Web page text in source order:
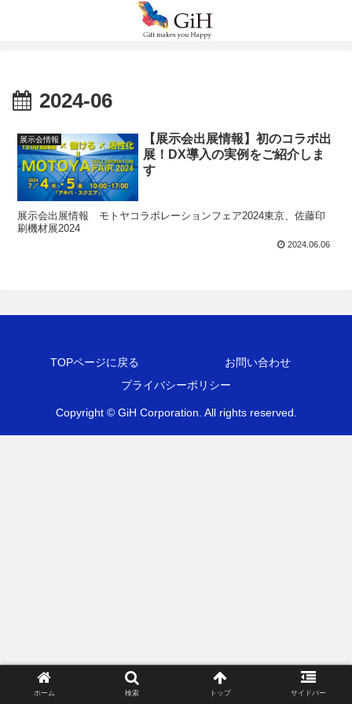
2024-06
展示会情報
【展示会出展情報】初のコラボ出
展！DX導入の実例をご紹介しま
す
展示会出展情報 モトヤコラボレーションフェア2024東京、佐藤印
刷機材展2024
2024.06.06
TOPページに戻る
お問い合わせ
プライバシーポリシー
Copyright © GiH Corporation. All rights reserved.
ホーム 検索 トップ サイドバー